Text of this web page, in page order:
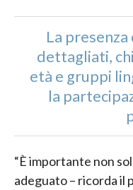
La
dettagliati,
età e gruppi
la
“È importante non
adeguato – ricorda il